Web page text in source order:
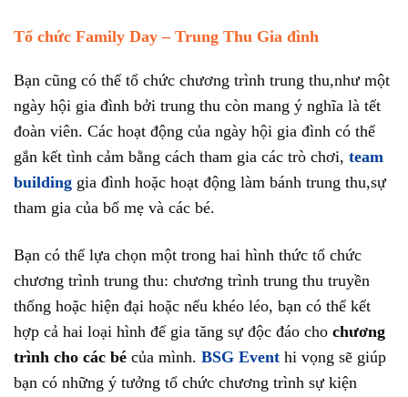
Tổ chức Family Day – Trung Thu Gia đình
Bạn cũng có thể tổ chức chương trình trung thu,như một
ngày hội gia đình bởi trung thu còn mang ý nghĩa là tết
đoàn viên. Các hoạt động của ngày hội gia đình có thể
gắn kết tình cảm bằng cách tham gia các trò chơi, team
building gia đình hoặc hoạt động làm bánh trung thu,sự
tham gia của bố mẹ và các bé.
Bạn có thể lựa chọn một trong hai hình thức tổ chức
chương trình trung thu: chương trình trung thu truyền
thống hoặc hiện đại hoặc nếu khéo léo, bạn có thể kết
hợp cả hai loại hình để gia tăng sự độc đáo cho chương
trình cho các bé của mình. BSG Event hi vọng sẽ giúp
bạn có những ý tưởng tổ chức chương trình sự kiện